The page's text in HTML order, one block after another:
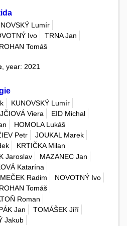
Lumír
Ivo
TRNA Jan
ROHAN Tomáš
, year: 2021
KUNOVSKÝ Lumír
Viera
EID Michal
HOMOLA Lukáš
Petr
JOUKAL Marek
KRTIČKA Milan
Jaroslav
MAZANEC Jan
Katarína
Radim
NOVOTNÝ Ivo
ROHAN Tomáš
Roman
Jan
TOMÁŠEK Jiří
Jakub